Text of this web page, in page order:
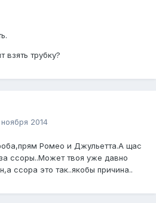
взять трубку?
2014
Ромео и Джульетта.А щас
ссоры..Может твоя уже давно
ссора это так..якобы причина..